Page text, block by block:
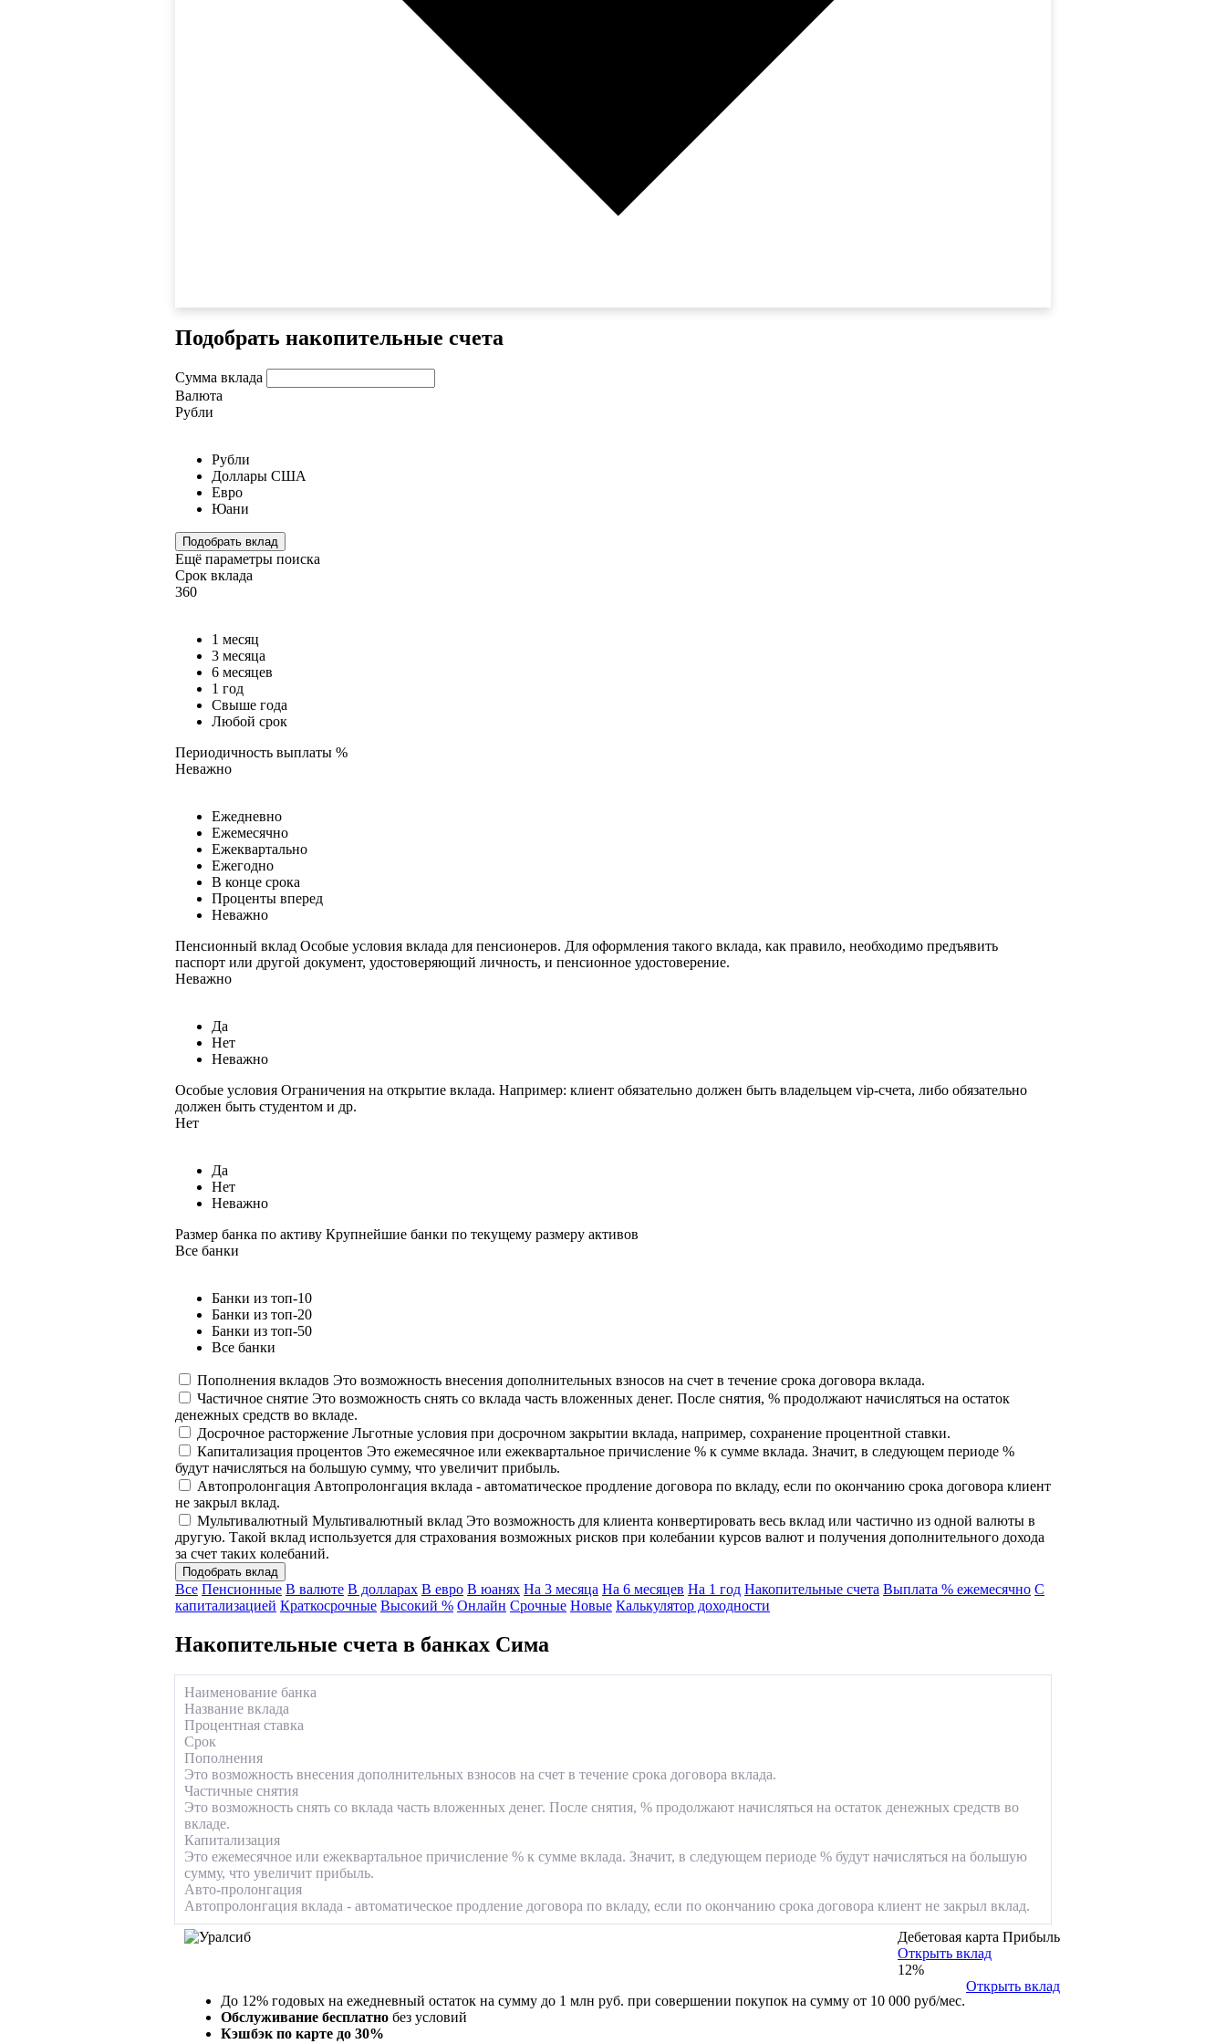
Подобрать накопительные счета
Сумма вклада
Валюта
Рубли
Рубли
Доллары США
Евро
Юани
Подобрать вклад
Ещё параметры поиска
Срок вклада
360
1 месяц
3 месяца
6 месяцев
1 год
Свыше года
Любой срок
Периодичность выплаты %
Неважно
Ежедневно
Ежемесячно
Ежеквартально
Ежегодно
В конце срока
Проценты вперед
Неважно
Пенсионный вклад Особые условия вклада для пенсионеров. Для оформления такого вклада, как правило, необходимо предъявить
паспорт или другой документ, удостоверяющий личность, и пенсионное удостоверение.
Неважно
Да
Нет
Неважно
Особые условия Ограничения на открытие вклада. Например: клиент обязательно должен быть владельцем vip-счета, либо обязательно
должен быть студентом и др.
Нет
Да
Нет
Неважно
Размер банка по активу Крупнейшие банки по текущему размеру активов
Все банки
Банки из топ-10
Банки из топ-20
Банки из топ-50
Все банки
Пополнения вкладов Это возможность внесения дополнительных взносов на счет в течение срока договора вклада.
Частичное снятие Это возможность снять со вклада часть вложенных денег. После снятия, % продолжают начисляться на остаток
денежных средств во вкладе.
Досрочное расторжение Льготные условия при досрочном закрытии вклада, например, сохранение процентной ставки.
Капитализация процентов Это ежемесячное или ежеквартальное причисление % к сумме вклада. Значит, в следующем периоде %
будут начисляться на большую сумму, что увеличит прибыль.
Автопролонгация Автопролонгация вклада - автоматическое продление договора по вкладу, если по окончанию срока договора клиент
не закрыл вклад.
Мультивалютный Мультивалютный вклад Это возможность для клиента конвертировать весь вклад или частично из одной валюты в
другую. Такой вклад используется для страхования возможных рисков при колебании курсов валют и получения дополнительного дохода
за счет таких колебаний.
Подобрать вклад
Все Пенсионные В валюте В долларах В евро В юанях На 3 месяца На 6 месяцев На 1 год Накопительные счета Выплата % ежемесячно С
капитализацией Краткосрочные Высокий % Онлайн Срочные Новые Калькулятор доходности
Накопительные счета в банках Сима
Наименование банка
Название вклада
Процентная ставка
Срок
Пополнения
Это возможность внесения дополнительных взносов на счет в течение срока договора вклада.
Частичные снятия
Это возможность снять со вклада часть вложенных денег. После снятия, % продолжают начисляться на остаток денежных средств во
вкладе.
Капитализация
Это ежемесячное или ежеквартальное причисление % к сумме вклада. Значит, в следующем периоде % будут начисляться на большую
сумму, что увеличит прибыль.
Авто-пролонгация
Автопролонгация вклада - автоматическое продление договора по вкладу, если по окончанию срока договора клиент не закрыл вклад.
Дебетовая карта Прибыль
Открыть вклад
12%
До 12% годовых на ежедневный остаток на сумму до 1 млн руб. при совершении покупок на сумму от 10 000 руб/мес.
Обслуживание бесплатно без условий
Кэшбэк по карте до 30%
Открыть вклад